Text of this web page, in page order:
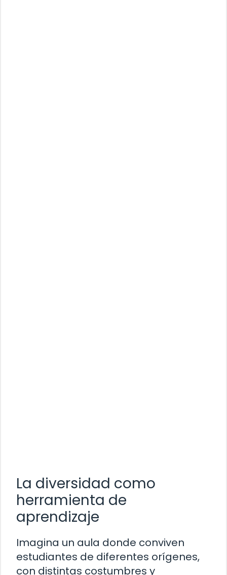
La diversidad como
herramienta de
aprendizaje
Imagina un aula donde conviven
estudiantes de diferentes orígenes,
con distintas costumbres y